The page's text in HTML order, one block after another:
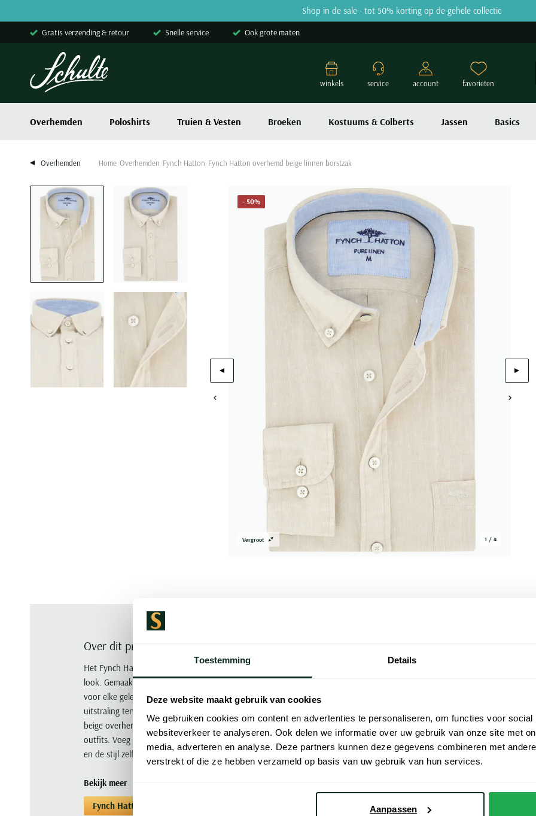
Toestemming Details
Deze website maakt gebruik van cookies
We gebruiken cookies om content en advertenties te personaliseren, om functies voor social
websiteverkeer te analyseren. Ook delen we informatie over uw gebruik van onze site met
media, adverteren en analyse. Deze partners kunnen deze gegevens combineren met
verstrekt of die ze hebben verzameld op basis van uw gebruik van hun services.
Aanpassen
Shop in de sale - tot 50% korting op de gehele collectie
Gratis verzending & retour Snelle service Ook grote maten
Overhemden Poloshirts Truien & Vesten Broeken Kostuums & Colberts Jassen Basics
winkels service account favorieten
Overhemden Home Overhemden Fynch Hatton Fynch Hatton overhemd beige linnen borstzak
Vergroot 1 / 4
- 50%
Over dit product
Het Fynch Hatton overhemd in beige linnen is de perfecte keuze voor een stijlvolle casual
look. Gemaakt van 100% linnen biedt dit overhemd een comfortabele normale fit die ideaal is
voor elke gelegenheid. De button-down boord en lange mouwen geven het een klassieke
uitstraling terwijl de enkele manchet en borstzak zorgen voor praktische details. Dit effen
beige overhemd is veelzijdig en kan gemakkelijk worden gecombineerd met verschillende
outfits. Voeg dit tijdloze Fynch Hatton overhemd toe aan je garderobe en ervaar het comfort
en de stijl zelf.
Bekijk meer
Fynch Hatton
Merk
Materiaal
Pasvorm